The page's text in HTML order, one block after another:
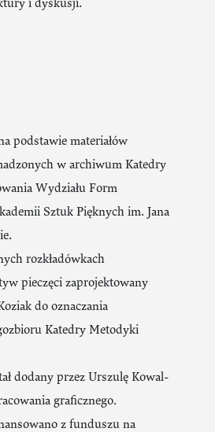
i dyskusji.
podstawie materiałów
w archiwum Katedry
Wydziału Form
Sztuk Pięknych im. Jana
rozkładówkach
pieczęci zaprojektowany
do oznaczania
Katedry Metodyki
dodany przez Urszulę Kowal-
graficznego.
z funduszu na